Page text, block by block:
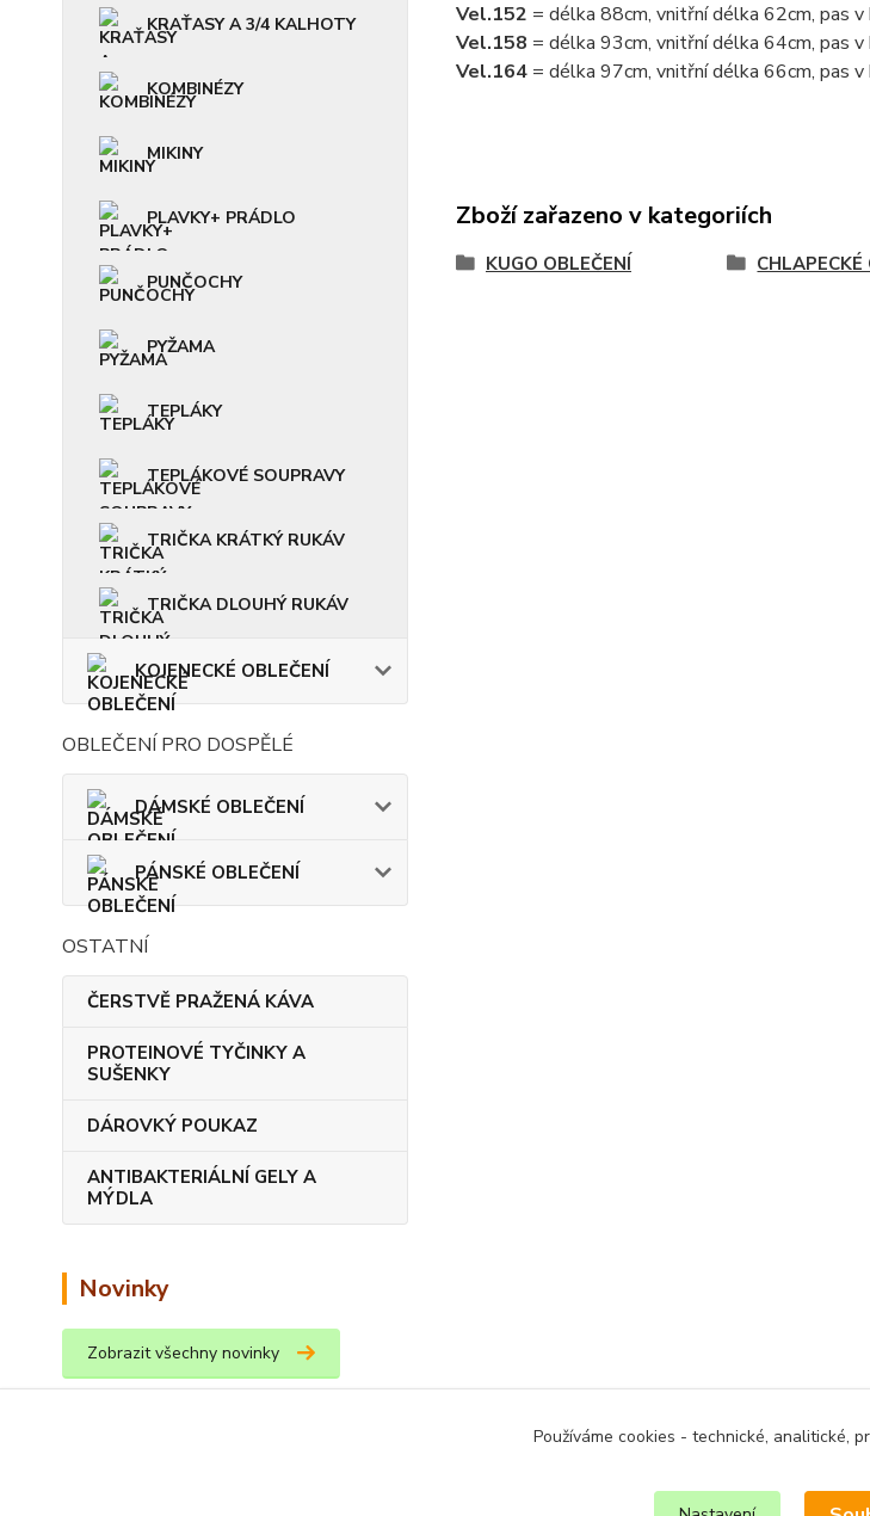
KRAŤASY A 3/4 KALHOTY
KOMBINÉZY
MIKINY
PLAVKY+ PRÁDLO
PUNČOCHY
PYŽAMA
TEPLÁKY
TEPLÁKOVÉ SOUPRAVY
TRIČKA KRÁTKÝ RUKÁV
TRIČKA DLOUHÝ RUKÁV
KOJENECKÉ OBLEČENÍ
OBLEČENÍ PRO DOSPĚLÉ
DÁMSKÉ OBLEČENÍ
PÁNSKÉ OBLEČENÍ
OSTATNÍ
ČERSTVĚ PRAŽENÁ KÁVA
PROTEINOVÉ TYČINKY A
SUŠENKY
DÁROVKÝ POUKAZ
ANTIBAKTERIÁLNÍ GELY A
MÝDLA
Novinky
Zobrazit všechny novinky
Vel.152 = délka 88cm, vnitřní délka 62cm, pas
Vel.158 = délka 93cm, vnitřní délka 64cm, pas
Vel.164 = délka 97cm, vnitřní délka 66cm, pas
Zboží zařazeno v kategoriích
KUGO OBLEČENÍ CHLAPECKÉ
Používáme cookies - technické, analitické,